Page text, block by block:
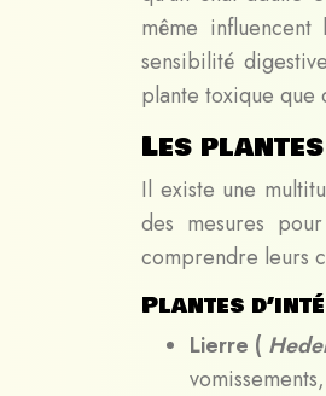
même
sensibilité
plante toxique que
Les
Il existe une
des mesures
comprendre leurs
Plantes
Lierre (